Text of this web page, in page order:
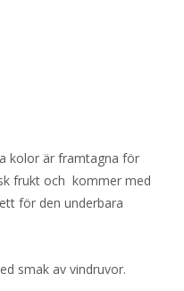
kolor är framtagna för
frukt och kommer med
för den underbara
smak av vindruvor.